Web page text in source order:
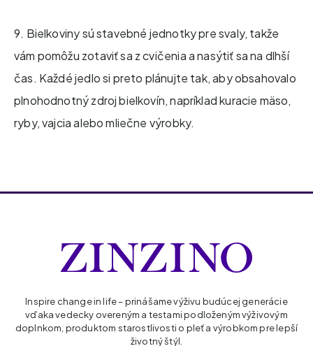
9. Bielkoviny sú stavebné jednotky pre svaly, takže
vám pomôžu zotaviť sa z cvičenia a nasýtiť sa na dlhší
čas. Každé jedlo si preto plánujte tak, aby obsahovalo
plnohodnotný zdroj bielkovín, napríklad kuracie mäso,
ryby, vajcia alebo mliečne výrobky.
Inspire change in life – prinášame výživu budúcej generácie
vďaka vedecky overeným a testami podloženým výživovým
doplnkom, produktom starostlivosti o pleť a výrobkom pre lepší
životný štýl.